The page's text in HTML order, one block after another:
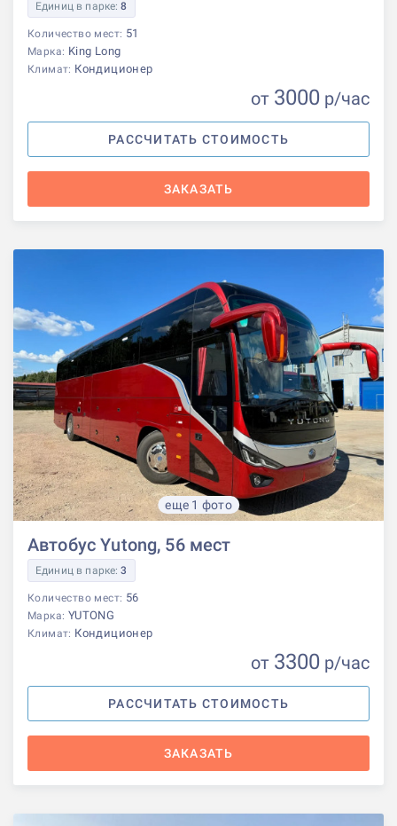
Единиц в парке:8
Количество мест: 51
Марка: King Long
Климат: Кондиционер
от 3000 р/час
РАССЧИТАТЬ СТОИМОСТЬ
ЗАКАЗАТЬ
еще 1 фото
Автобус Yutong, 56 мест
Единиц в парке:3
Количество мест: 56
Марка: YUTONG
Климат: Кондиционер
от 3300 р/час
РАССЧИТАТЬ СТОИМОСТЬ
ЗАКАЗАТЬ